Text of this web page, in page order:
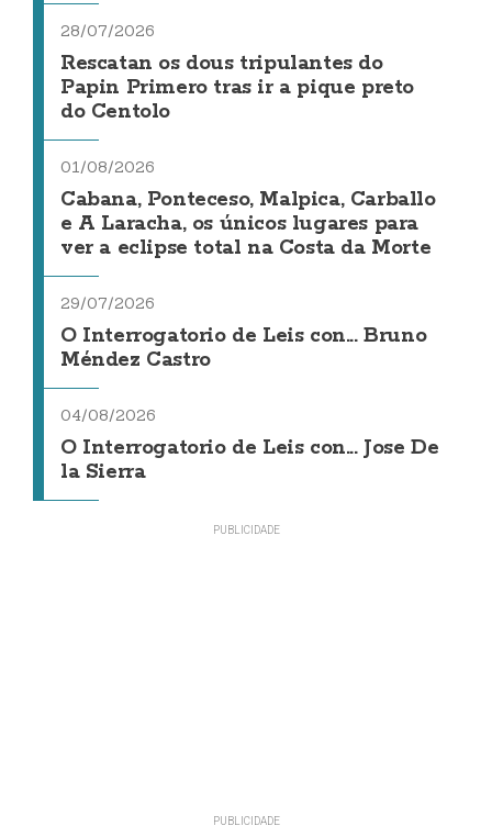
28/07/2026
Rescatan os dous tripulantes do
Papin Primero tras ir a pique preto
do Centolo
01/08/2026
Cabana, Ponteceso, Malpica, Carballo
e A Laracha, os únicos lugares para
ver a eclipse total na Costa da Morte
29/07/2026
O Interrogatorio de Leis con... Bruno
Méndez Castro
04/08/2026
O Interrogatorio de Leis con... Jose De
la Sierra